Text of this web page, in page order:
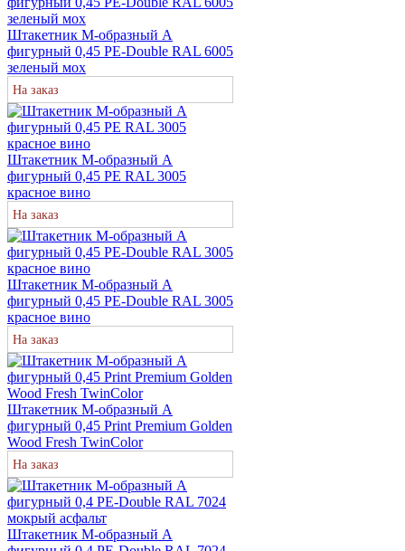
Штакетник М-образный А
фигурный 0,45 PE-Double RAL 6005
зеленый мох
На заказ
Штакетник М-образный А
фигурный 0,45 PE RAL 3005
красное вино
На заказ
Штакетник М-образный А
фигурный 0,45 PE-Double RAL 3005
красное вино
На заказ
Штакетник М-образный А
фигурный 0,45 Print Premium Golden
Wood Fresh TwinColor
На заказ
Штакетник М-образный А